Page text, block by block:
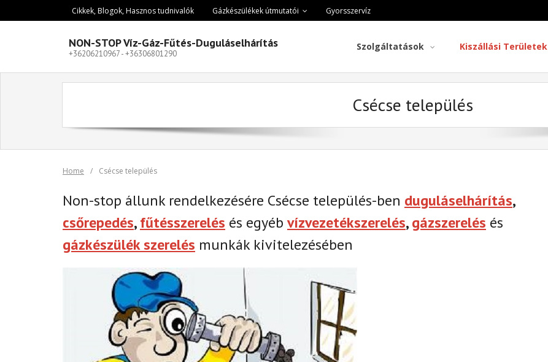
Cikkek, Blogok, Hasznos tudnivalók Gázkészülékek útmutatói Gyorsszervíz
NON-STOP Víz-Gáz-Fűtés-Duguláselhárítás
+36206210967 - +36306801290
Szolgáltatások Kiszállási Területek
Csécse település
Home / Csécse település
Non-stop állunk rendelkezésére Csécse település-ben duguláselhárítás,
csőrepedés,fűtésszerelés és egyéb vízvezetékszerelés,gázszerelés és
gázkészülék szerelés munkák kivitelezésében